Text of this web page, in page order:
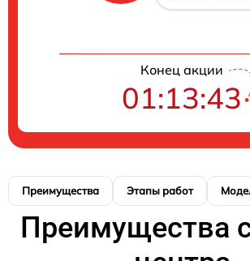
Конец акции
01:13:42
Преимущества Этапы работ
Преимущества